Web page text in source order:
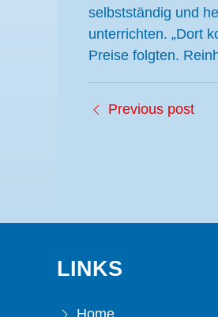
selbstständig und
unterrichten. „Dort
Preise folgten.
Previous post
LINKS
Home